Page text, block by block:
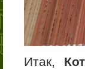
Итак,